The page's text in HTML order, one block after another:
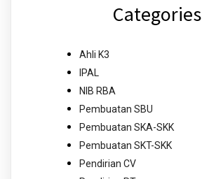
Categories
Ahli K3
IPAL
NIB RBA
Pembuatan SBU
Pembuatan SKA-SKK
Pembuatan SKT-SKK
Pendirian CV